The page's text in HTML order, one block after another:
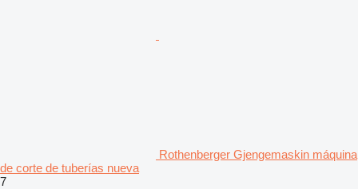
Rothenberger Gjengemaskin máquina
de corte de tuberías nueva
7